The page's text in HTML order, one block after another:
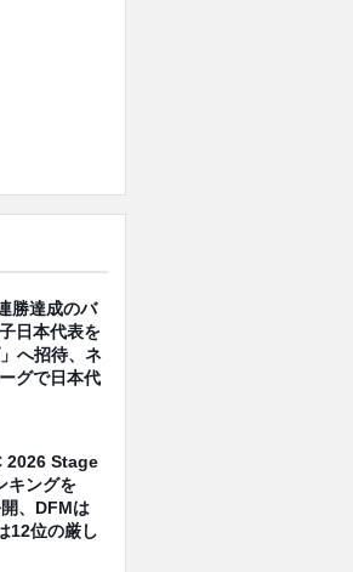
勝達成のバ
日本代表を
へ招待、ネ
グで日本代
2026 Stage
キングを
、DFMは
12位の厳し